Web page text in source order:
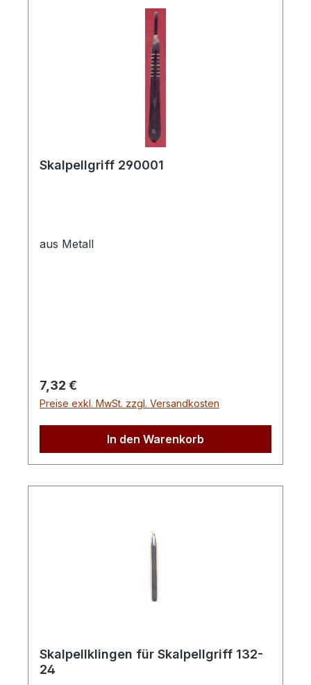
Skalpellgriff 290001
aus Metall
Regulärer Preis:
7,32 €
Preise exkl. MwSt. zzgl. Versandkosten
In den Warenkorb
Skalpellklingen für Skalpellgriff 132-
24